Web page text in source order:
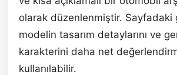
olarak düzenlenmiştir. Sayfadaki
modelin tasarım detaylarını ve
karakterini daha net
kullanılabilir.